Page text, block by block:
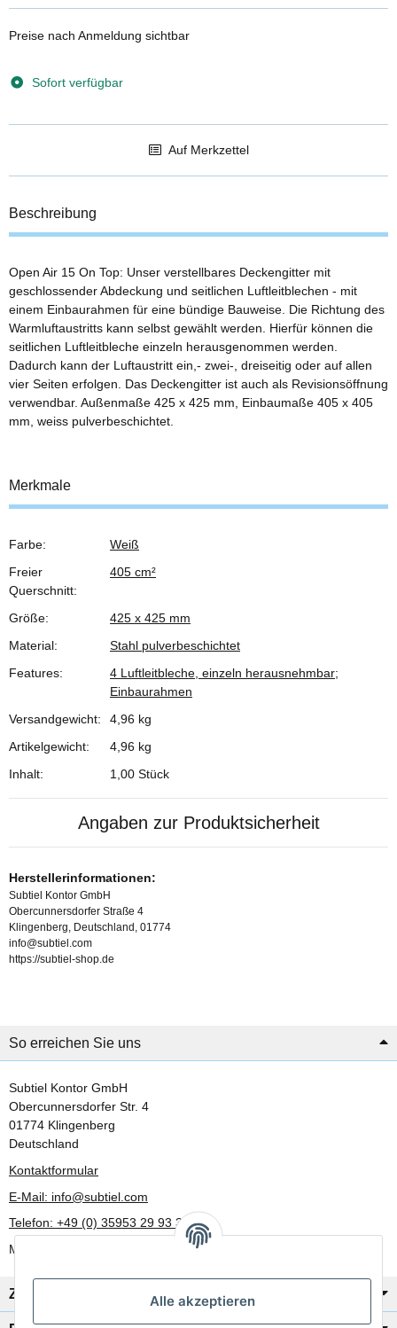
Alle akzeptieren
Preise nach Anmeldung sichtbar
Sofort verfügbar
Auf Merkzettel
Beschreibung
Open Air 15 On Top: Unser verstellbares Deckengitter mit
geschlossender Abdeckung und seitlichen Luftleitblechen - mit
einem Einbaurahmen für eine bündige Bauweise. Die Richtung des
Warmluftaustritts kann selbst gewählt werden. Hierfür können die
seitlichen Luftleitbleche einzeln herausgenommen werden.
Dadurch kann der Luftaustritt ein,- zwei-, dreiseitig oder auf allen
vier Seiten erfolgen. Das Deckengitter ist auch als Revisionsöffnung
verwendbar. Außenmaße 425 x 425 mm, Einbaumaße 405 x 405
mm, weiss pulverbeschichtet.
Merkmale
Produkteigenschaft
Wert
Farbe:
Weiß
Freier
Querschnitt:
405 cm²
Größe:
425 x 425 mm
Material:
Stahl pulverbeschichtet
Features:
4 Luftleitbleche, einzeln herausnehmbar;
Einbaurahmen
Versandgewicht:
4,96 kg
Artikelgewicht:
4,96 kg
Inhalt:
1,00 Stück
Angaben zur Produktsicherheit
Herstellerinformationen:
Subtiel Kontor GmbH
Obercunnersdorfer Straße 4
Klingenberg, Deutschland, 01774
info@subtiel.com
https://subtiel-shop.de
So erreichen Sie uns
Subtiel Kontor GmbH
Obercunnersdorfer Str. 4
01774 Klingenberg
Deutschland
Kontaktformular
E-Mail: info@subtiel.com
Telefon: +49 (0) 35953 29 93 30
Mo-Fr: 8:00 Uhr - 17:00 Uhr
Zahlung/Versand